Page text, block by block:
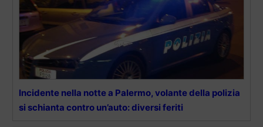
Incidente nella notte a Palermo, volante della polizia
si schianta contro un’auto: diversi feriti